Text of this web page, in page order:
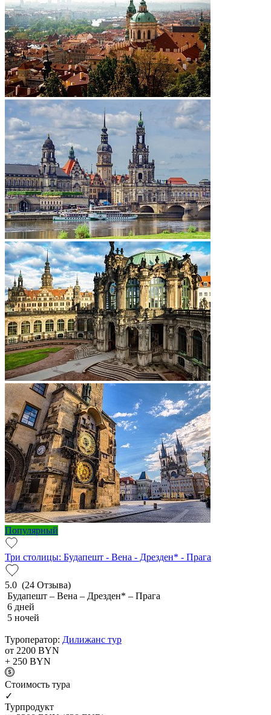
Популярный
Три столицы: Будапешт - Вена - Дрезден* - Прага
5.0 (24 Отзыва)
Будапешт – Вена – Дрезден* – Прага
6 дней
5 ночей
Туроператор: Дилижанс тур
от 2200 BYN
+ 250 BYN
Cтоимость тура
✓
Турпродукт